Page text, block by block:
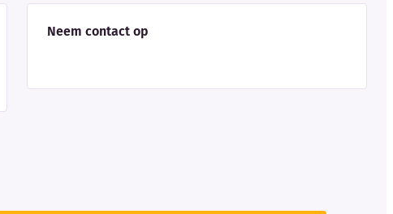
Neem contact op